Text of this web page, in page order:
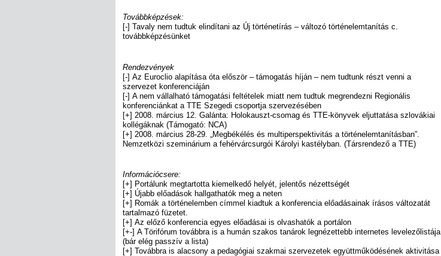
Továbbképzések:
[-] Tavaly nem tudtuk elindítani az Új történetírás – változó történelemtanítás c.
továbbképzésünket
Rendezvények
[-] Az Euroclio alapítása óta először – támogatás híján – nem tudtunk részt venni a
szervezet konferenciáján
[-] A nem vállalható támogatási feltételek miatt nem tudtuk megrendezni Regionális
konferenciánkat a TTE Szegedi csoportja szervezésében
[+] 2008. március 12. Galánta: Holokauszt-csomag és TTE-könyvek eljuttatása szlovákiai
kollégáknak (Támogató: NCA)
[+] 2008. március 28-29. „Megbékélés és multiperspektivitás a történelemtanításban”.
Nemzetközi szeminárium a fehérvárcsurgói Károlyi kastélyban. (Társrendező a TTE)
Információcsere:
[+] Portálunk megtartotta kiemelkedő helyét, jelentős nézettségét
[+] Újabb előadások hallgathatók meg a neten
[+] Romák a történelemben címmel kiadtuk a konferencia előadásainak írásos változatát
tartalmazó füzetet.
[+] Az előző konferencia egyes előadásai is olvashatók a portálon
[+-] A Törifórum továbbra is a humán szakos tanárok legnézettebb internetes levelezőlistája
(bár elég passzív a lista)
[+] Továbbra is alacsony a pedagógiai szakmai szervezetek együttműködésének aktivitása